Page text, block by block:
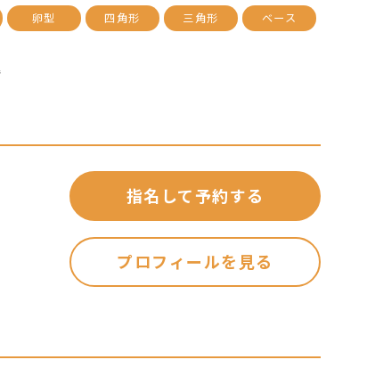
卵型 四角形 三角形 ベース
指名して予約する
プロフィールを見る